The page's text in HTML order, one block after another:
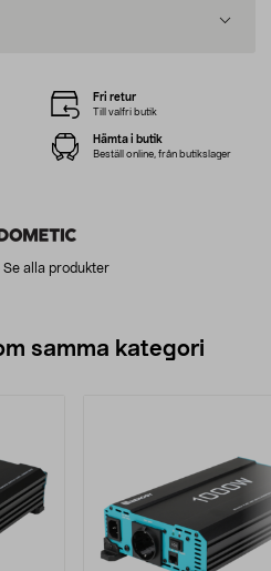
Se alla produkter
Fri retur
Till valfri butik
Hämta i butik
Beställ online, från butikslager
samma kategori